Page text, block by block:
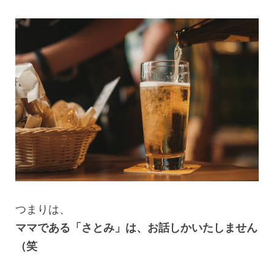
つまりは、
ママである「さとみ」は、お話しかいたしません
（笑